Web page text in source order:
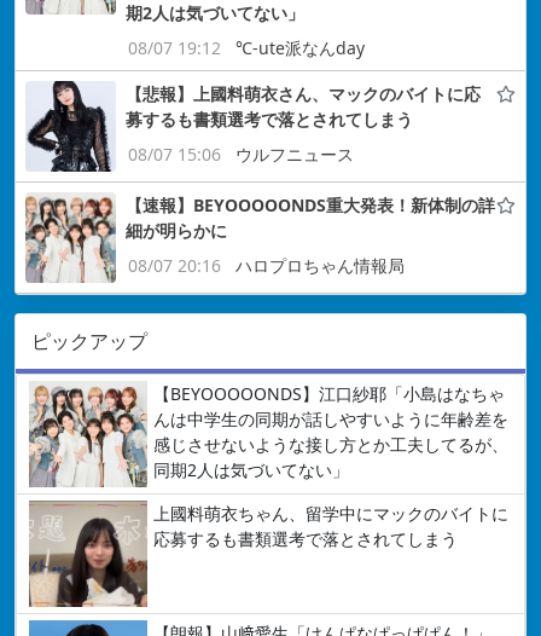
期2人は気づいてない」
08/07 19:12
℃-ute派なんday
【悲報】上國料萌衣さん、マックのバイトに応
募するも書類選考で落とされてしまう
08/07 15:06
ウルフニュース
【速報】BEYOOOOONDS重大発表！新体制の詳
細が明らかに
08/07 20:16
ハロプロちゃん情報局
ピックアップ
【BEYOOOOONDS】江口紗耶「小島はなちゃ
んは中学生の同期が話しやすいように年齢差を
感じさせないような接し方とか工夫してるが、
同期2人は気づいてない」
上國料萌衣ちゃん、留学中にマックのバイトに
応募するも書類選考で落とされてしまう